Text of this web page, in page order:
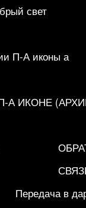
свет
П-А иконы а
ИКОНЕ (АРХИВ
Передача в